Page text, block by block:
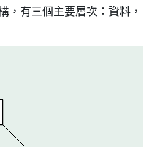
有三個主要層次：資料，